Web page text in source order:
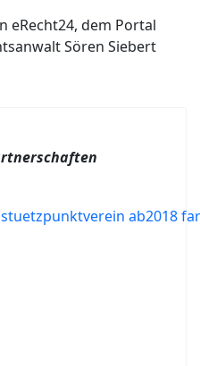
eRecht24, dem Portal
Sören Siebert